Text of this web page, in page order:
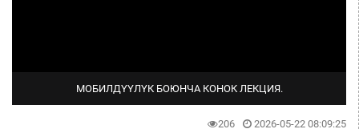
МОБИЛДҮҮЛҮК БОЮНЧА КОНОК ЛЕКЦИЯ.
206 2026-05-22 08:09:25